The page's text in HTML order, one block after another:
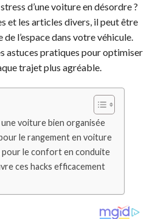
d’une voiture en désordre ?
et les articles divers, il peut être
l’espace dans votre véhicule.
astuces pratiques pour optimiser
trajet plus agréable.
voiture bien organisée
le rangement en voiture
le confort en conduite
ces hacks efficacement